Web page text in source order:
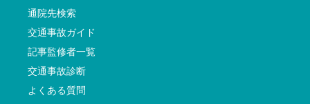
通院先検索
交通事故ガイド
記事監修者一覧
交通事故診断
よくある質問